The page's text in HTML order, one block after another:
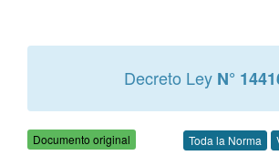
Decreto Ley N°
Documento original Toda la Norma